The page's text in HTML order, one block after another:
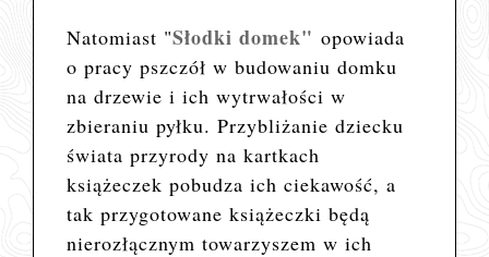
Natomiast "Słodki domek" opowiada
o pracy pszczół w budowaniu domku
na drzewie i ich wytrwałości w
zbieraniu pyłku. Przybliżanie dziecku
świata przyrody na kartkach
książeczek pobudza ich ciekawość, a
tak przygotowane książeczki będą
nierozłącznym towarzyszem w ich